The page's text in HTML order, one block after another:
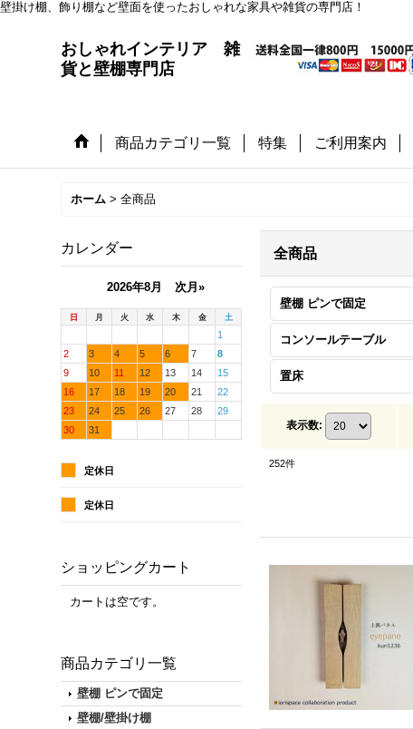
壁掛け棚、飾り棚など壁面を使ったおしゃれな家具や雑貨の専門店！
おしゃれインテリア 雑
貨と壁棚専門店
商品カテゴリ一覧 特集 ご利用案内
ホーム > 全商品
カレンダー
2026年8月 次月»
日 月 火 水 木 金 土
1
2
3 4 5 6 7
8
9
10 11 12 13 14
15
16
17 18 19 20 21
22
23
24 25 26 27 28
29
30
31
定休日
定休日
ショッピングカート
カートは空です。
商品カテゴリ一覧
壁棚 ピンで固定
壁棚/壁掛け棚
全商品
壁棚 ピンで固定
コンソールテーブル
置床
表示数:
252件